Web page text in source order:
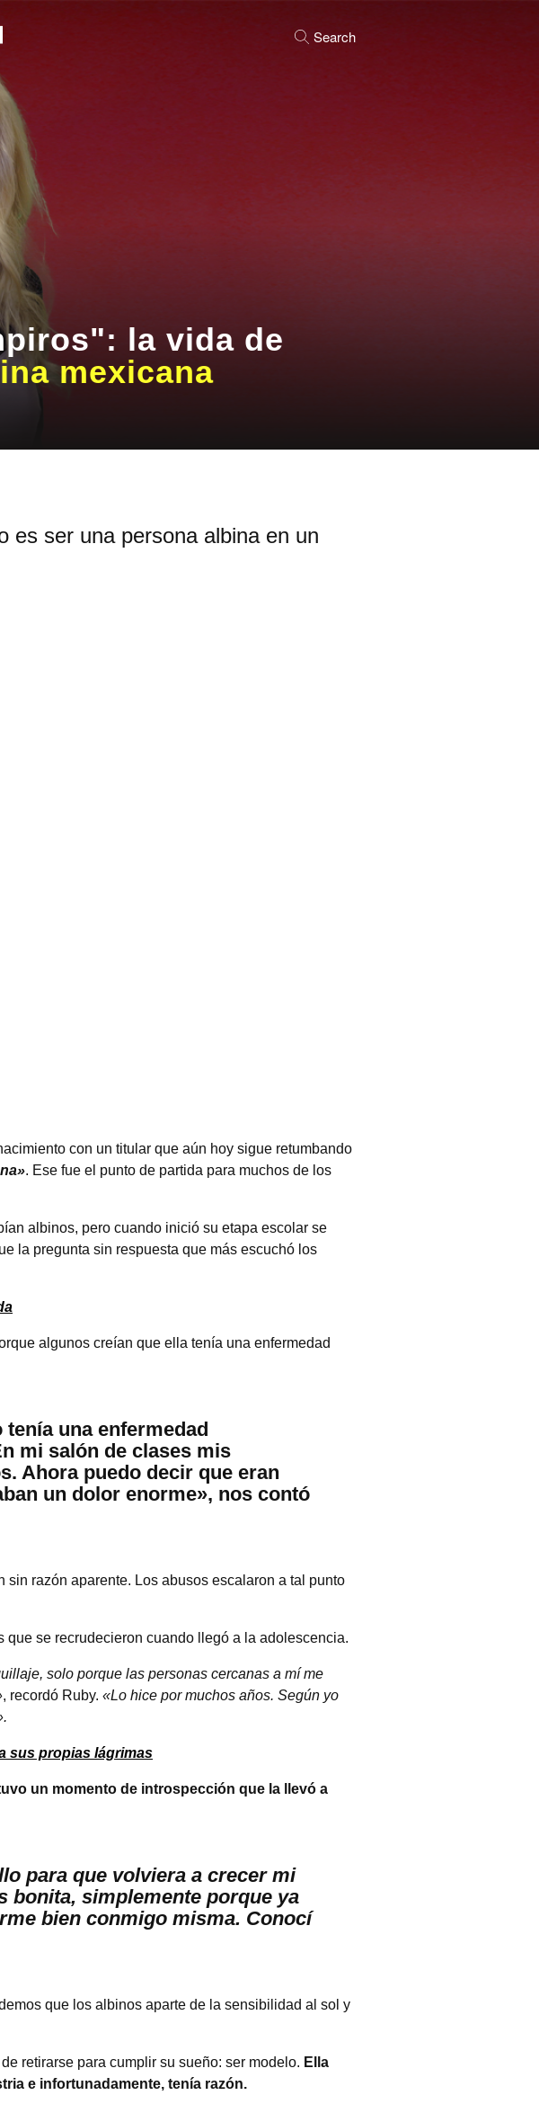
Search
la vida de
mexicana
es ser una persona albina en un
con un titular que aún hoy sigue retumbando
. Ese fue el punto de partida para muchos de los
albinos, pero cuando inició su etapa escolar se
la pregunta sin respuesta que más escuchó los
algunos creían que ella tenía una enfermedad
una enfermedad
mi salón de clases mis
Ahora puedo decir que eran
un dolor enorme», nos contó
razón aparente. Los abusos escalaron a tal punto
se recrudecieron cuando llegó a la adolescencia.
solo porque las personas cercanas a mí me
, recordó Ruby. «Lo hice por muchos años. Según yo
sus propias lágrimas
un momento de introspección que la llevó a
para que volviera a crecer mi
bonita, simplemente porque ya
bien conmigo misma. Conocí
que los albinos aparte de la sensibilidad al sol y
retirarse para cumplir su sueño: ser modelo. Ella
e infortunadamente, tenía razón.